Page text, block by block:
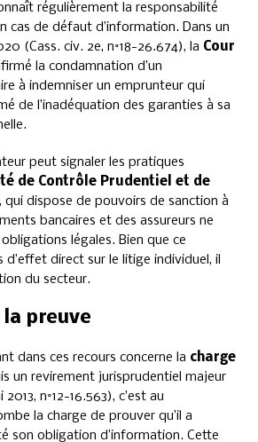
régulièrement la responsabilité
cas de défaut d’information. Dans un
(Cass. civ. 2e, n°18-26.674), la Cour
la condamnation d’un
à indemniser un emprunteur qui
de l’inadéquation des garanties à sa
peut signaler les pratiques
de Contrôle Prudentiel et de
qui dispose de pouvoirs de sanction à
bancaires et des assureurs ne
légales. Bien que ce
d’effet direct sur le litige individuel, il
du secteur.
la preuve
dans ces recours concerne la charge
un revirement jurisprudentiel majeur
n°12-16.563), c’est au
la charge de prouver qu’il a
son obligation d’information. Cette